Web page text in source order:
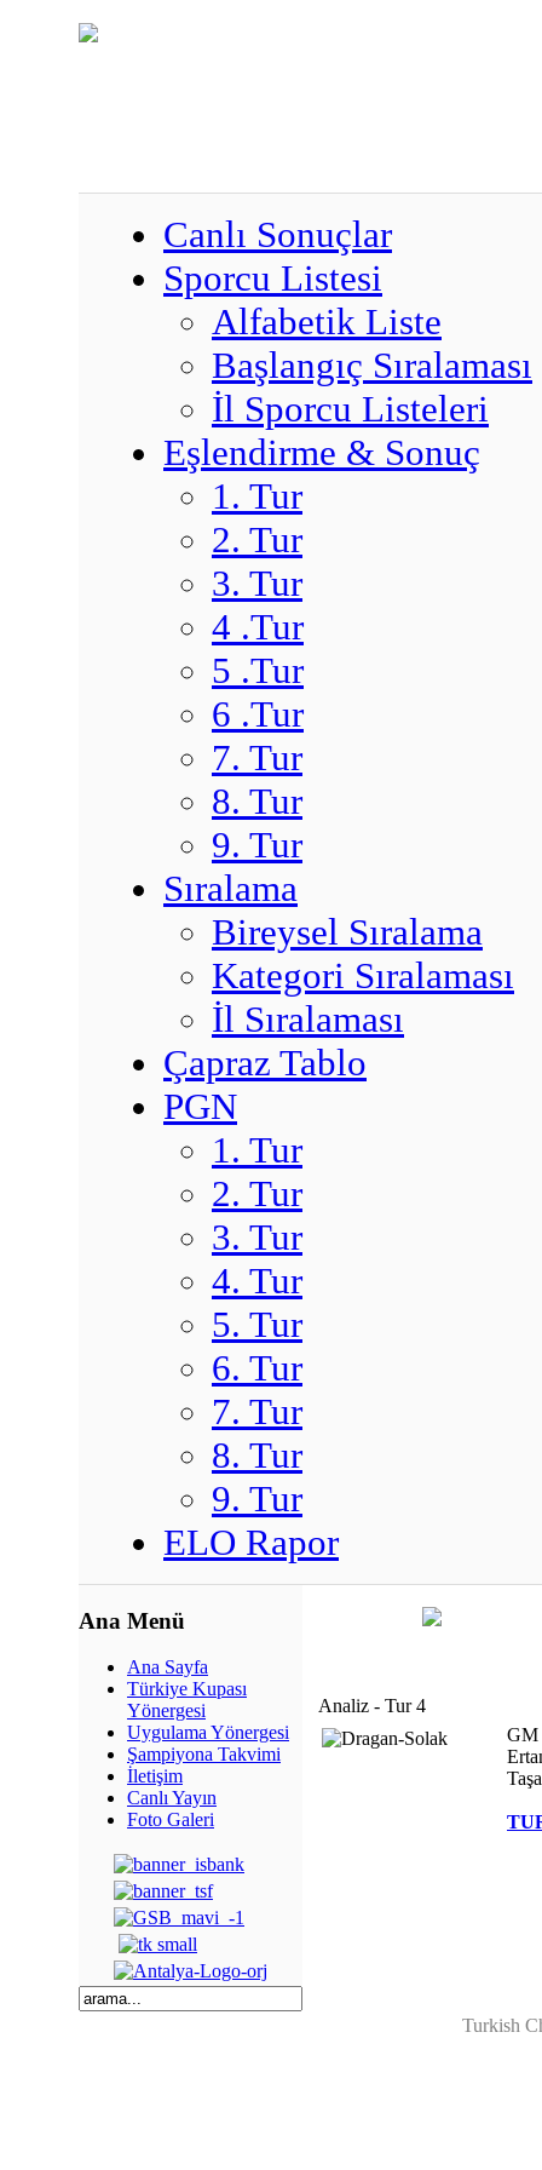
Canlı Sonuçlar
Sporcu Listesi
Alfabetik Liste
Başlangıç Sıralaması
İl Sporcu Listeleri
Eşlendirme & Sonuç
1. Tur
2. Tur
3. Tur
4 .Tur
5 .Tur
6 .Tur
7. Tur
8. Tur
9. Tur
Sıralama
Bireysel Sıralama
Kategori Sıralaması
İl Sıralaması
Çapraz Tablo
PGN
1. Tur
2. Tur
3. Tur
4. Tur
5. Tur
6. Tur
7. Tur
8. Tur
9. Tur
ELO Rapor
Ana Menü
Ana Sayfa
Türkiye Kupası
Yönergesi
Uygulama Yönergesi
Şampiyona Takvimi
İletişim
Canlı Yayın
Foto Galeri
Analiz - Tur 4
GM
Turkish